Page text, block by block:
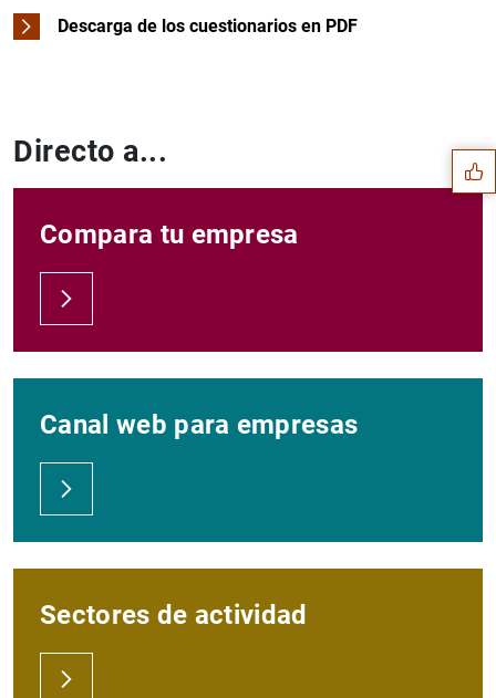
Descarga de los cuestionarios en PDF
Directo a...
Compara tu empresa
Canal web para empresas
Sectores de actividad
Sugerencias